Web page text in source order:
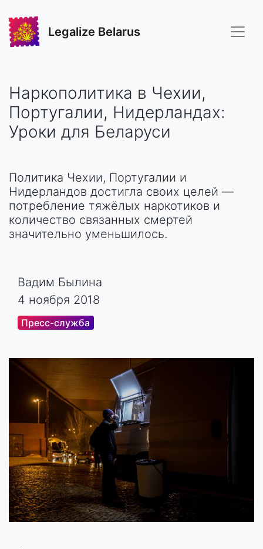
Legalize Belarus
Наркополитика в Чехии,
Португалии, Нидерландах:
Уроки для Беларуси
Политика Чехии, Португалии и
Нидерландов достигла своих целей —
потребление тяжёлых наркотиков и
количество связанных смертей
значительно уменьшилось.
Вадим Былина
4 ноября 2018
Пресс-служба